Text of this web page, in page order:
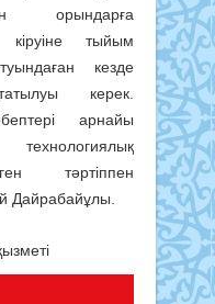
орындарға
кіруіне тыйым
кезде
керек.
арнайы
тәртіппен
Дайрабайұлы.